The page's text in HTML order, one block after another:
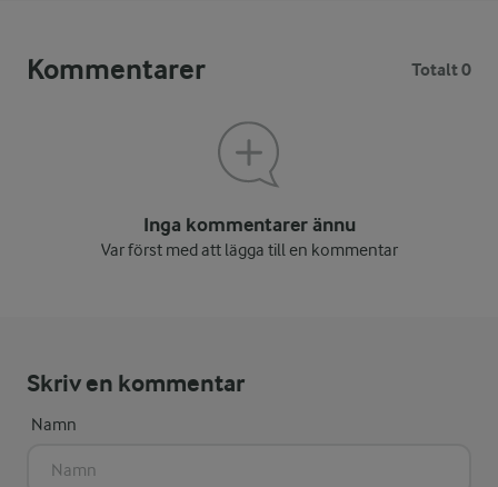
Kommentarer Totalt 0
Inga kommentarer ännu
Var först med att lägga till en kommentar
Skriv en kommentar
Namn